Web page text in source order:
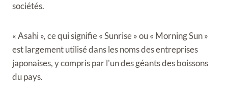
sociétés.
« Asahi », ce qui signifie « Sunrise » ou « Morning Sun »
est largement utilisé dans les noms des entreprises
japonaises, y compris par l'un des géants des boissons
du pays.